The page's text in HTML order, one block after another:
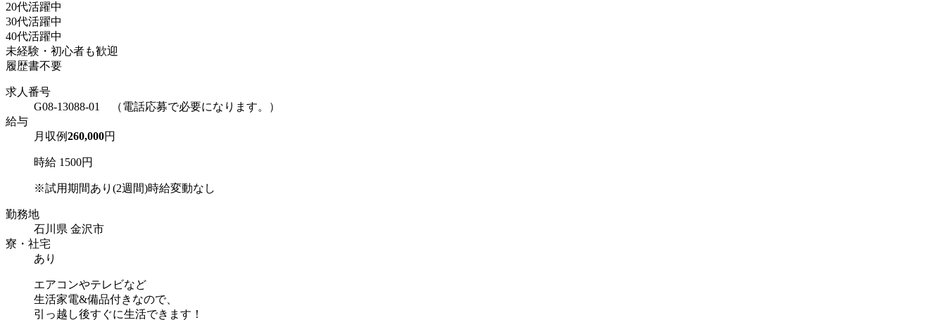
20代活躍中
30代活躍中
40代活躍中
未経験・初心者も歓迎
履歴書不要
求人番号
G08-13088-01 （電話応募で必要になります。）
給与
月収例260,000円
時給 1500円
※試用期間あり(2週間)時給変動なし
勤務地
石川県 金沢市
寮・社宅
あり
エアコンやテレビなど
生活家電&備品付きなので、
引っ越し後すぐに生活できます！